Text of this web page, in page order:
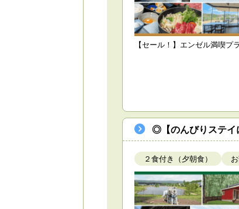
【セール！】エンゼル満喫プ
◎【のんびりステイ
２食付き（夕朝食）